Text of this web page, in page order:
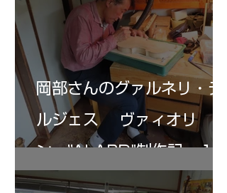
岡部さんのグァルネリ・デ
ルジェス ヴァィオリ
ン ”ALARD"制作記 １2